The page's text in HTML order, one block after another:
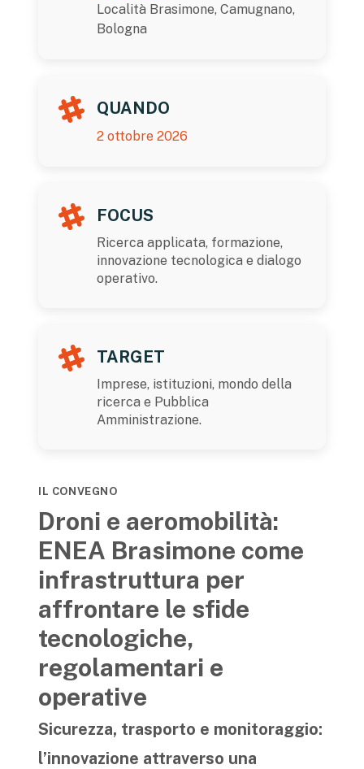
Località Brasimone, Camugnano,
Bologna
QUANDO
2 ottobre 2026
FOCUS
Ricerca applicata, formazione,
innovazione tecnologica e dialogo
operativo.
TARGET
Imprese, istituzioni, mondo della
ricerca e Pubblica
Amministrazione.
IL CONVEGNO
Droni e aeromobilità:
ENEA Brasimone come
infrastruttura per
affrontare le sfide
tecnologiche,
regolamentari e
operative
Sicurezza, trasporto e monitoraggio:
l’innovazione attraverso una